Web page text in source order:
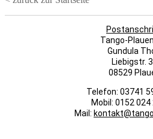
Tango-
Gundula
Liebigstr.
08529
Telefon: 03741
Mobil: 0152 024
Mail: